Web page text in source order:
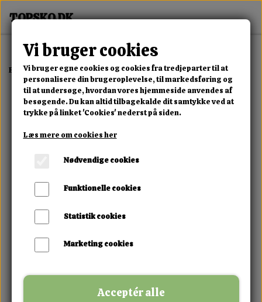
Forside Erotisk Kollektion Dvd British Teen Girls #11
Vi bruger cookies
Vi bruger egne cookies og cookies fra tredjeparter til at
personalisere din brugeroplevelse, til markedsføring og
til at undersøge, hvordan vores hjemmeside anvendes af
besøgende. Du kan altid tilbagekalde dit samtykke ved at
trykke på linket 'Cookies' nederst på siden.
Læs mere om cookies her
Nødvendige cookies
Funktionelle cookies
Statistik cookies
Marketing cookies
Acceptér alle